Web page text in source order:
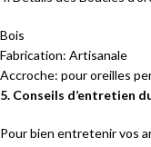
Bois
Fabrication: Artisanale
Accroche: pour oreilles
5. Conseils d’entretien
Pour bien entretenir vos